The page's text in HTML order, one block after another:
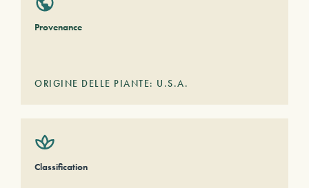
Provenance
ORIGINE DELLE PIANTE: U.S.A.
Classification